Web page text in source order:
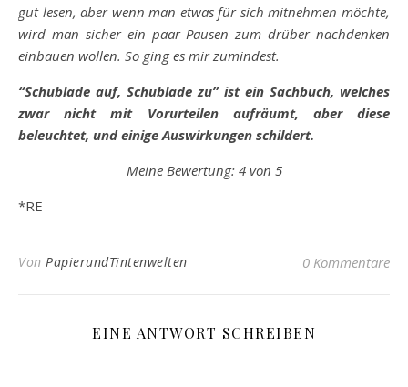
gut lesen, aber wenn man etwas für sich mitnehmen möchte,
wird man sicher ein paar Pausen zum drüber nachdenken
einbauen wollen. So ging es mir zumindest.
“Schublade auf, Schublade zu” ist ein Sachbuch, welches
zwar nicht mit Vorurteilen aufräumt, aber diese
beleuchtet, und einige Auswirkungen schildert.
Meine Bewertung: 4 von 5
*RE
Von PapierundTintenwelten 0 Kommentare
EINE ANTWORT SCHREIBEN